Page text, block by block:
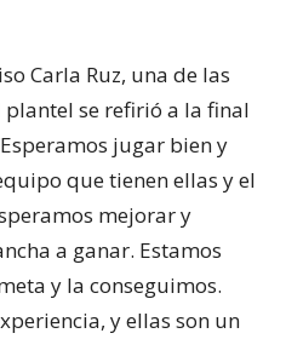
Carla Ruz, una de las
se refirió a la final
jugar bien y
que tienen ellas y el
mejorar y
a ganar. Estamos
y la conseguimos.
y ellas son un